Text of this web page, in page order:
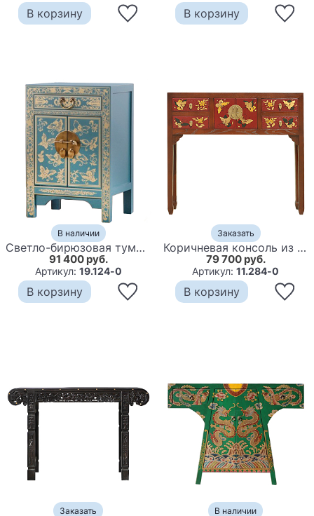
В корзину В корзину
В наличии
Светло-бирюзовая тумба в Китайском стиле ручная роспись Light Turquoise Chinese Nightstand
91 400 руб.
Артикул: 19.124-0
В корзину
Заказать
Коричневая консоль из массива сосны в Китайском стиле с красными ящиками Wood Console Chinese
79 700 руб.
Артикул:11.284-0
В корзину
Заказать В наличии